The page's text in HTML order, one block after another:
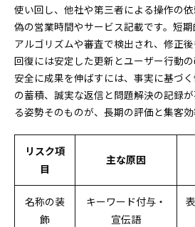
使い回し、他社や第三者による操作の
偽の営業時間やサービス記載です。短
アルゴリズムや審査で検出され、修正後
回復には安定した更新とユーザー行動の
安全に成果を伸ばすには、事実に基づ
の蓄積、誠実な返信と問題解決の記録
る姿勢そのものが、長期の評価と集客効
リスク項
目
主な原因
名称の装
飾
キーワード付与・
宣伝語